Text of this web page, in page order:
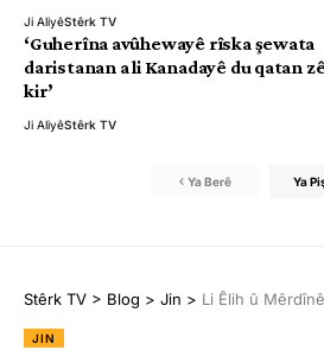
Ji AliyêStêrk TV
‘Guherîna avûhewayê rîska şewata
daristanan a li Kanadayê du qatan
kir’
Ji AliyêStêrk TV
Ya Berê Ya
Stêrk TV > Blog > Jin > Li Êlih û Mêrdînê qeyûm
JIN